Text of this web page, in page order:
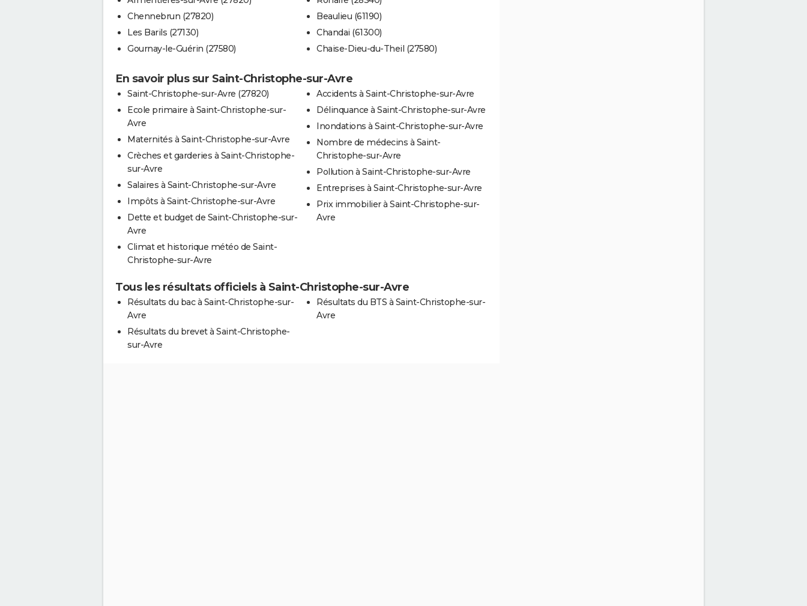
Chennebrun (27820)
Les Barils (27130)
Gournay-le-Guérin (27580)
Beaulieu (61190)
Chandai (61300)
Chaise-Dieu-du-Theil (27580)
En savoir plus sur Saint-Christophe-sur-Avre
Saint-Christophe-sur-Avre (27820)
Ecole primaire à Saint-Christophe-sur-
Avre
Maternités à Saint-Christophe-sur-Avre
Crèches et garderies à Saint-Christophe-
sur-Avre
Salaires à Saint-Christophe-sur-Avre
Impôts à Saint-Christophe-sur-Avre
Dette et budget de Saint-Christophe-sur-
Avre
Climat et historique météo de Saint-
Christophe-sur-Avre
Accidents à Saint-Christophe-sur-Avre
Délinquance à Saint-Christophe-sur-Avre
Inondations à Saint-Christophe-sur-Avre
Nombre de médecins à Saint-
Christophe-sur-Avre
Pollution à Saint-Christophe-sur-Avre
Entreprises à Saint-Christophe-sur-Avre
Prix immobilier à Saint-Christophe-sur-
Avre
Tous les résultats officiels à Saint-Christophe-sur-Avre
Résultats du bac à Saint-Christophe-sur-
Avre
Résultats du brevet à Saint-Christophe-
sur-Avre
Résultats du BTS à Saint-Christophe-sur-
Avre